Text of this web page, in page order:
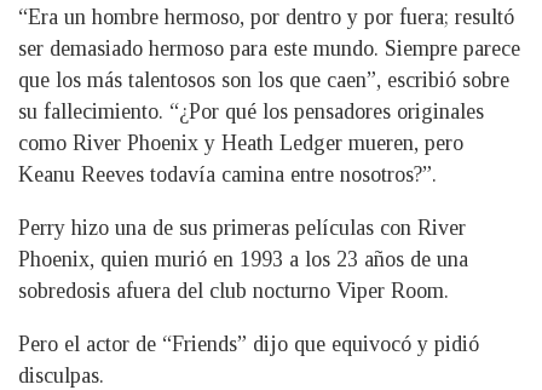
“Era un hombre hermoso, por dentro y por fuera; resultó
ser demasiado hermoso para este mundo. Siempre parece
que los más talentosos son los que caen”, escribió sobre
su fallecimiento. “¿Por qué los pensadores originales
como River Phoenix y Heath Ledger mueren, pero
Keanu Reeves todavía camina entre nosotros?”.
Perry hizo una de sus primeras películas con River
Phoenix, quien murió en 1993 a los 23 años de una
sobredosis afuera del club nocturno Viper Room.
Pero el actor de “Friends” dijo que equivocó y pidió
disculpas.